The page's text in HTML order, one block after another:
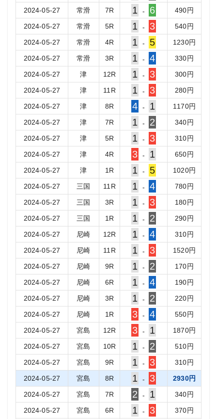
2024-05-27 常滑 7R 1 - 6 490円
2024-05-27 常滑 5R 1 - 3 540円
2024-05-27 常滑 4R 1 - 5 1230円
2024-05-27 常滑 3R 1 - 4 330円
2024-05-27 津 12R 1 - 3 300円
2024-05-27 津 11 R 1 - 3 280円
2024-05-27 津 8R 4 - 1 1170円
2024-05-27 津 7R 1 - 2 340円
2024-05-27 津 5R 1 - 3 310円
2024-05-27 津 4R 3 - 1 650円
2024-05-27 津 1 R 1 - 5 1020円
2024-05-27 三国 11 R 1 - 4 780円
2024-05-27 三国 3R 1 - 3 180円
2024-05-27 三国 1 R 1 - 2 290円
2024-05-27 尼崎 12R 1 - 4 310円
2024-05-27 尼崎 11 R 1 - 3 1520円
2024-05-27 尼崎 9R 1 - 2 170円
2024-05-27 尼崎 6R 1 - 4 190円
2024-05-27 尼崎 3R 1 - 2 220円
2024-05-27 尼崎 1 R 3 - 4 550円
2024-05-27 宮島 12R 3 - 1 1870円
2024-05-27 宮島 10R 1 - 2 510円
2024-05-27 宮島 9R 1 - 3 310円
2024-05-27 宮島 8R 1 - 3 2930円
2024-05-27 宮島 7R 2 - 1 340円
2024-05-27 宮島 6R 1 - 3 370円